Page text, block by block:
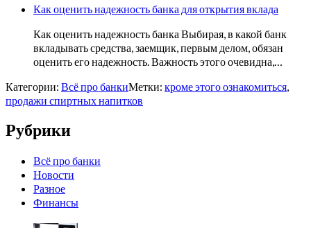
Как оценить надежность банка для открытия вклада
Как оценить надежность банка Выбирая, в какой банк
вкладывать средства, заемщик, первым делом, обязан
оценить его надежность. Важность этого очевидна,…
Категории: Всё про банкиМетки: кроме этого ознакомиться,
продажи спиртных напитков
Рубрики
Всё про банки
Новости
Разное
Финансы